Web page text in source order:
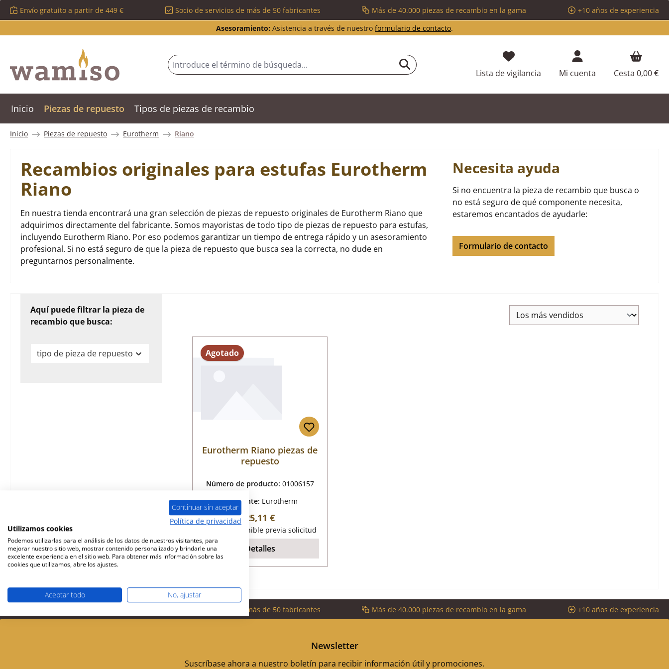
al contenido principal
Saltar a la búsqueda
Saltar a la navegación principal
Envío gratuito a partir de 449 € Socio de servicios de más de 50 fabricantes Más de 40.000 piezas de recambio en la gama
+10 años de experiencia
Asesoramiento: Asistencia a través de nuestro formulario de contacto.
Lista de vigilancia Tienes 0 artículos en tu lista de
Mi cuenta Cesta 0,00 €
Inicio Piezas de repuesto Tipos de piezas de recambio
Inicio Piezas de repuesto Eurotherm Riano
Recambios originales para estufas Eurotherm
Riano
En nuestra tienda encontrará una gran selección de piezas de repuesto originales de Eurotherm Riano que
adquirimos directamente del fabricante. Somos mayoristas de todo tipo de piezas de repuesto para estufas,
incluyendo Eurotherm Riano. Por eso podemos garantizar un tiempo de entrega rápido y un asesoramiento
profesional. Si no está seguro de que la pieza de repuesto que busca sea la correcta, no dude en
preguntarnos personalmente.
Necesita ayuda
Si no encuentra la pieza de recambio que busca o
no está seguro de qué componente necesita,
estaremos encantados de ayudarle:
Formulario de contacto
Aquí puede filtrar la pieza de
recambio que busca:
tipo de pieza de repuesto Agotado
Eurotherm Riano piezas de
repuesto
Número de producto: 01006157
Fabricante: Eurotherm
Precio normal:
25,11 €
sólo disponible previa solicitud
Detalles
Socio de servicios de más de 50 fabricantes Más de 40.000 piezas de recambio en la gama +10 años de experiencia
Newsletter
Suscríbase ahora a nuestro boletín para recibir información útil y promociones.
Continuar sin aceptar
Política de privacidad
Utilizamos cookies
Podemos utilizarlas para el análisis de los datos de nuestros visitantes, para
mejorar nuestro sitio web, mostrar contenido personalizado y brindarle una
excelente experiencia en el sitio web. Para obtener más información sobre las
cookies que utilizamos, abre los ajustes.
Aceptar todo No, ajustar